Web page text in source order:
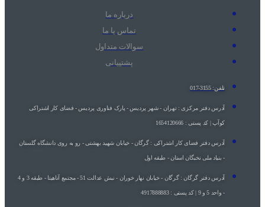
درباره ما
تماس با ما
سوالات متداول
پشتیبانی
تلفن: 3155-017
آدرس دفتر مرکزی : تهران - شهر پردیس - پارک فناوری پردیس - فضای کار اشتراکی
کوآپ | کد پستی : 1654120666
آدرس دفتر فضای کار اشتراکی : گرگان - خیابان شهید بهشتی - رو به روی دانشگاه گلستان
- بنیاد ملی نخبگان استان - طبقه اول
آدرس دفتر گرگان : گرگان - خيابان نهار خوران - نبش عدالت 51 - مجتمع آناهيتا - طبقه 3 و 4